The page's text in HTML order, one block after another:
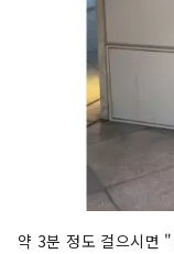
약 3분 정도 걸으시면